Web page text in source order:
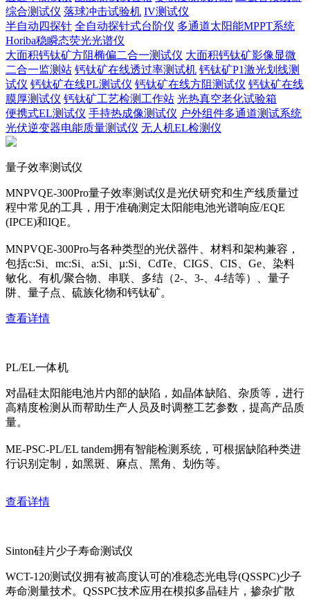
综合测试仪 落球冲击试验机 IV测试仪
半自动四探针 全自动探针式台阶仪 多通道太阳能MPPT系统
Horiba稳瞬态荧光光谱仪
大面积钙钛矿方阻椭偏二合一测试仪 大面积钙钛矿影像显微
二合一监测站 钙钛矿在线透过率测试机 钙钛矿P1激光划线测
试仪 钙钛矿在线PL测试仪 钙钛矿在线方阻测试仪 钙钛矿在线
膜厚测试仪 钙钛矿工艺检测工作站 光热真空老化试验箱
便携式EL测试仪 手持热成像测试仪 户外组件多通道测试系统
光伏逆变器电能质量测试仪 无人机EL检测仪
量子效率测试仪
MNPVQE-300Pro量子效率测试仪是光伏研究和生产线质量过
程中常见的工具，用于准确测定太阳能电池光谱响应/EQE
(IPCE)和IQE。
MNPVQE-300Pro与各种类型的光伏器件、材料和架构兼容，
包括c:Si、mc:Si、a:Si、µ:Si、CdTe、CIGS、CIS、Ge、染料
敏化、有机/聚合物、串联、多结（2-、3-、4-结等）、量子
阱、量子点、硫族化物和钙钛矿。
查看详情
PL/EL一体机
对晶硅太阳能电池片内部的缺陷，如晶体缺陷、杂质等，进行
高精度检测从而帮助生产人员及时调整工艺参数，提高产品质
量。
ME-PSC-PL/EL tandem拥有智能检测系统，可根据缺陷种类进
行识别定制，如黑斑、麻点、黑角、划伤等。
查看详情
Sinton硅片少子寿命测试仪
WCT-120测试仪拥有被高度认可的准稳态光电导(QSSPC)少子
寿命测量技术。QSSPC技术应用在模拟多晶硅片，掺杂扩散